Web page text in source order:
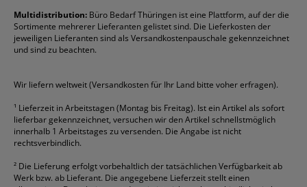
Formulare
Gelschreiber
Geschäftsbücher
Ordner
Packband
Permanentmarker
Toner
Versandmaterial
Versandtaschen
Fellowes
Franken
Fripa
HP
Stabilo
Staedtler
alle Marken anzeigen
Multidistribution: Büro Bedarf Thüringen ist eine Plattform, auf der die
Sortimente mehrerer Lieferanten gelistet sind. Die Lieferkosten der
jeweiligen Lieferanten sind als Versandkostenpauschale gekennzeichnet
und sind zu beachten.
Wir liefern weltweit (Versandkosten für Ihr Land bitte voher erfragen).
¹ Lieferzeit in Arbeitstagen (Montag bis Freitag). Ist ein Artikel als sofort
lieferbar gekennzeichnet, versuchen wir den Artikel schnellstmöglich
innerhalb 1 Arbeitstages zu versenden. Die Angabe ist nicht
rechtsverbindlich.
² Die Lieferung erfolgt vorbehaltlich der tatsächlichen Verfügbarkeit ab
Werk bzw. ab Lieferant. Die angegebene Lieferzeit stellt einen